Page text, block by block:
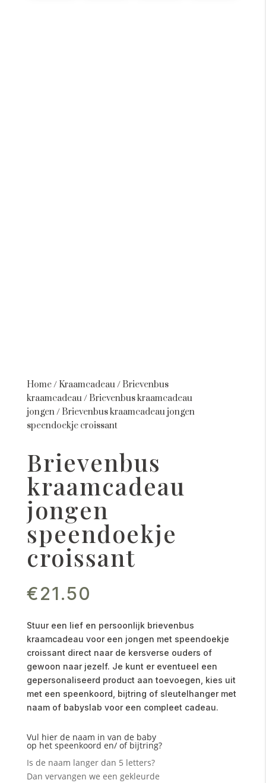
Home/ Kraamcadeau/ Brievenbus
kraamcadeau/ Brievenbus kraamcadeau
jongen/ Brievenbus kraamcadeau jongen
speendoekje croissant
Brievenbus
kraamcadeau
jongen
speendoekje
croissant
€21.50
Stuur een lief en persoonlijk brievenbus
kraamcadeau voor een jongen met speendoekje
croissant direct naar de kersverse ouders of
gewoon naar jezelf. Je kunt er eventueel een
gepersonaliseerd product aan toevoegen, kies uit
met een speenkoord, bijtring of sleutelhanger met
naam of babyslab voor een compleet cadeau.
Vul hier de naam in van de baby
op het speenkoord en/ of bijtring?
Is de naam langer dan 5 letters?
Dan vervangen we een gekleurde